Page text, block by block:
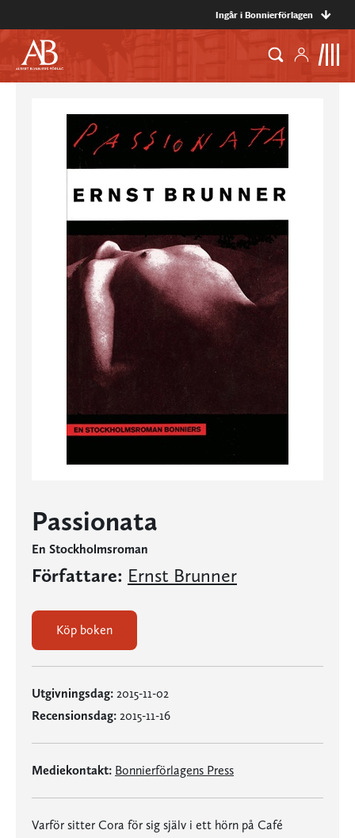
Ingår i Bonnierförlagen
Passionata
En Stockholmsroman
Författare: Ernst Brunner
Köp boken
Utgivningsdag: 2015-11-02
Recensionsdag: 2015-11-16
Mediekontakt: Bonnierförlagens Press
Varför sitter Cora för sig själv i ett hörn på Café